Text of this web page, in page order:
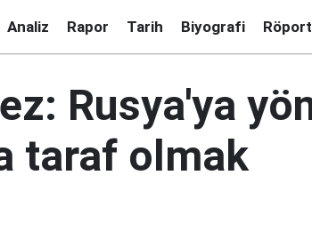
Analiz Rapor Tarih Biyografi
Rusya'ya
taraf olmak